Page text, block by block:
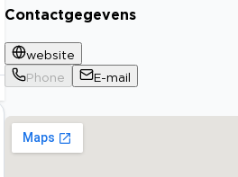
Contactgegevens
website
Phone
E-mail